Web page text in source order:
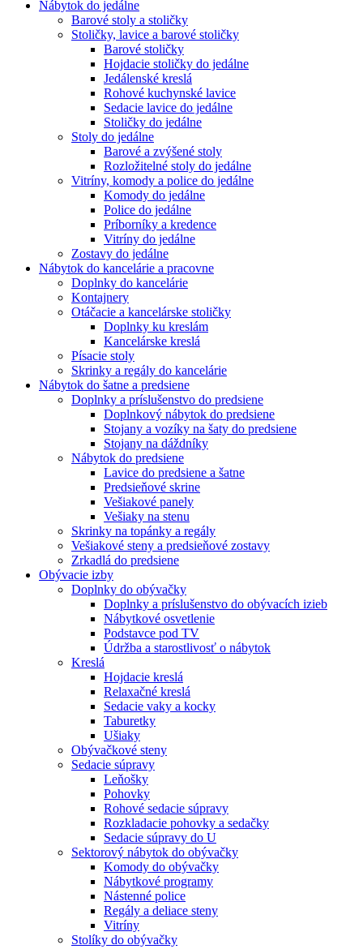
Nábytok do jedálne
Barové stoly a stoličky
Stoličky, lavice a barové stoličky
Barové stoličky
Hojdacie stoličky do jedálne
Jedálenské kreslá
Rohové kuchynské lavice
Sedacie lavice do jedálne
Stoličky do jedálne
Stoly do jedálne
Barové a zvýšené stoly
Rozložitelné stoly do jedálne
Vitríny, komody a police do jedálne
Komody do jedálne
Police do jedálne
Príborníky a kredence
Vitríny do jedálne
Zostavy do jedálne
Nábytok do kancelárie a pracovne
Doplnky do kancelárie
Kontajnery
Otáčacie a kancelárske stoličky
Doplnky ku kreslám
Kancelárske kreslá
Písacie stoly
Skrinky a regály do kancelárie
Nábytok do šatne a predsiene
Doplnky a príslušenstvo do predsiene
Doplnkový nábytok do predsiene
Stojany a vozíky na šaty do predsiene
Stojany na dáždníky
Nábytok do predsiene
Lavice do predsiene a šatne
Predsieňové skrine
Vešiakové panely
Vešiaky na stenu
Skrinky na topánky a regály
Vešiakové steny a predsieňové zostavy
Zrkadlá do predsiene
Obývacie izby
Doplnky do obývačky
Doplnky a príslušenstvo do obývacích izieb
Nábytkové osvetlenie
Podstavce pod TV
Údržba a starostlivosť o nábytok
Kreslá
Hojdacie kreslá
Relaxačné kreslá
Sedacie vaky a kocky
Taburetky
Ušiaky
Obývačkové steny
Sedacie súpravy
Leňošky
Pohovky
Rohové sedacie súpravy
Rozkladacie pohovky a sedačky
Sedacie súpravy do U
Sektorový nábytok do obývačky
Komody do obývačky
Nábytkové programy
Nástenné police
Regály a deliace steny
Vitríny
Stolíky do obývačky